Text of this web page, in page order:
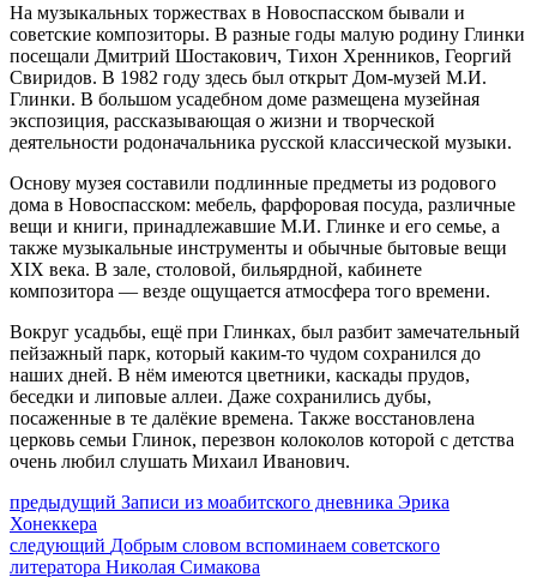
На музыкальных торжествах в Новоспасском бывали и
советские композиторы. В разные годы малую родину Глинки
посещали Дмитрий Шостакович, Тихон Хренников, Георгий
Свиридов. В 1982 году здесь был открыт Дом-музей М.И.
Глинки. В большом усадебном доме размещена музейная
экспозиция, рассказывающая о жизни и творческой
деятельности родоначальника русской классической музыки.
Основу музея составили подлинные предметы из родового
дома в Новоспасском: мебель, фарфоровая посуда, различные
вещи и книги, принадлежавшие М.И. Глинке и его семье, а
также музыкальные инструменты и обычные бытовые вещи
XIX века. В зале, столовой, бильярдной, кабинете
композитора — везде ощущается атмосфера того времени.
Вокруг усадьбы, ещё при Глинках, был разбит замечательный
пейзажный парк, который каким-то чудом сохранился до
наших дней. В нём имеются цветники, каскады прудов,
беседки и липовые аллеи. Даже сохранились дубы,
посаженные в те далёкие времена. Также восстановлена
церковь семьи Глинок, перезвон колоколов которой с детства
очень любил слушать Михаил Иванович.
Навигация
по
записям
предыдущий Предыдущий
Записи из моабитского дневника Эрика
Хонеккера
следующий Следующее
сообщение:
Добрым словом вспоминаем советского
литератора Николая Симакова